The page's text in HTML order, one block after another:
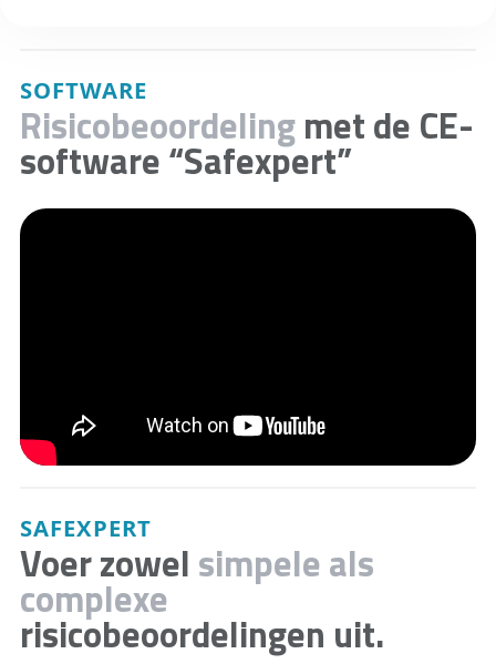
SOFTWARE
Risicobeoordelingmet de CE-
software “Safexpert”
SAFEXPERT
Voer zowel simpele als
complexe
risicobeoordelingen uit.